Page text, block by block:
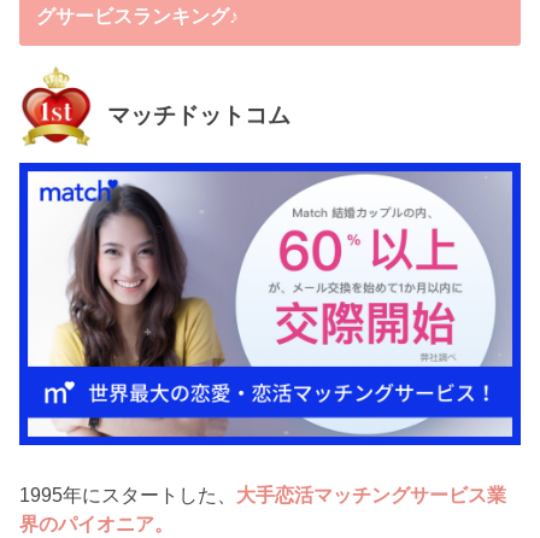
グサービスランキング♪
マッチドットコム
1995年にスタートした、 大手恋活マッチングサービス業
界のパイオニア。